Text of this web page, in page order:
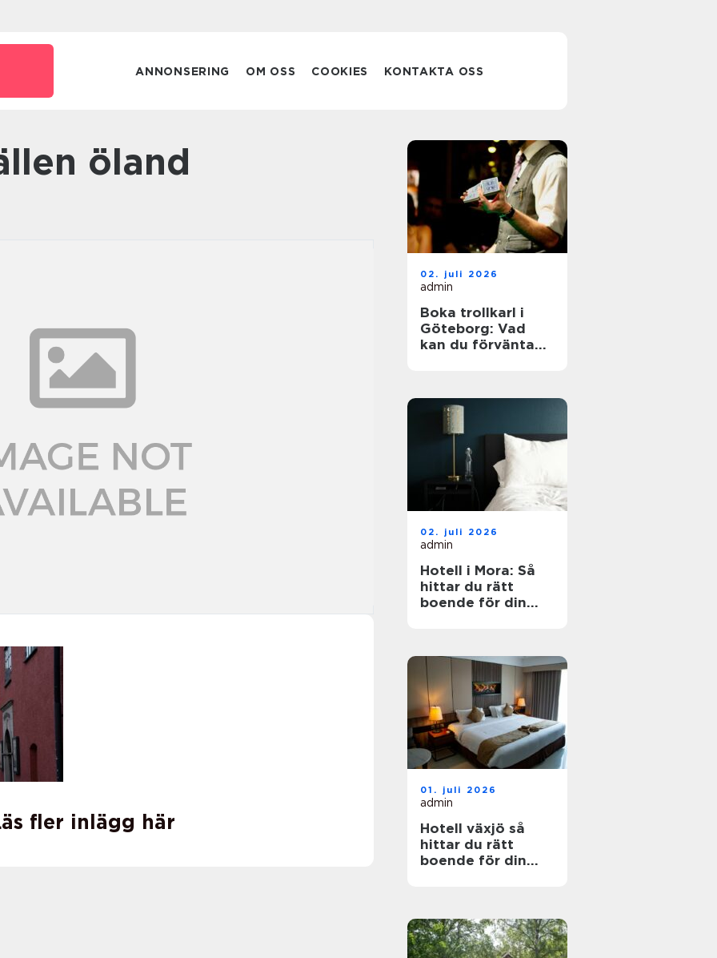
ANNONSERING OM OSS COOKIES KONTAKTA OSS
öland
fler inlägg här
02. juli 2026
admin
Boka trollkarl i
Göteborg: Vad
kan du förvänta
02. juli 2026
admin
Hotell i Mora: Så
hittar du rätt
boende för din
01. juli 2026
admin
Hotell växjö så
hittar du rätt
boende för din